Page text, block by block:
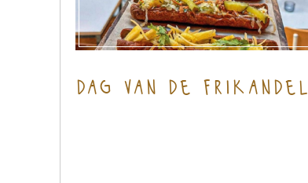
dag van de frikandel